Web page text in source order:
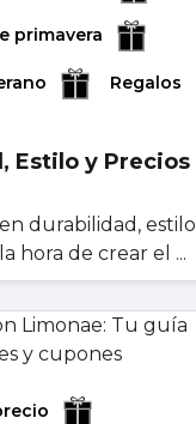
primavera
Regalos
Estilo y Precios
durabilidad, estilo
hora de crear el ...